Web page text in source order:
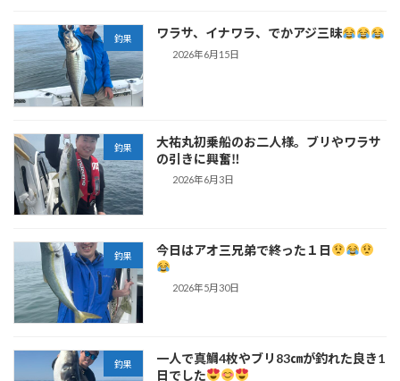
釣果 ワラサ、イナワラ、でかアジ三昧
2026年6月15日
釣果
大祐丸初乗船のお二人様。ブリやワラサ
の引きに興奮‼
2026年6月3日
釣果 今日はアオ三兄弟で終った１日
2026年5月30日
釣果
一人で真鯛4枚やブリ83㎝が釣れた良き1
日でした